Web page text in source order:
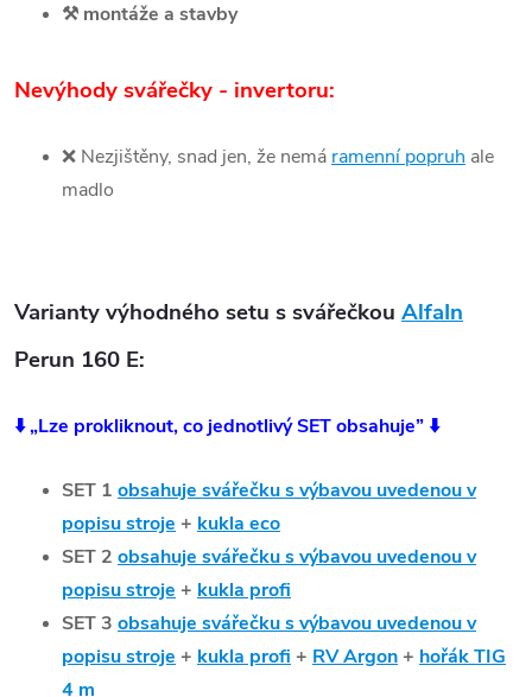
⚒️montáže a stavby
Nevýhody svářečky - invertoru:
❌ Nezjištěny, snad jen, že nemá ramenní popruh ale
madlo
Varianty výhodného setu s svářečkou AlfaIn
Perun 160 E:
⬇️ „Lze prokliknout, co jednotlivý SET obsahuje” ⬇️
SET 1 obsahuje svářečku s výbavou uvedenou v
popisu stroje + kukla eco
SET 2 obsahuje svářečku s výbavou uvedenou v
popisu stroje + kukla profi
SET 3 obsahuje svářečku s výbavou uvedenou v
popisu stroje + kukla profi + RV Argon + hořák TIG
4 m